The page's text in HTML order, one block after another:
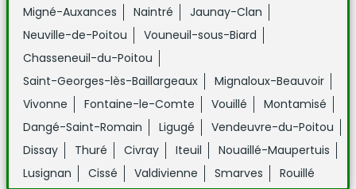
Migné-Auxances
Naintré
Jaunay-Clan
Neuville-de-Poitou
Vouneuil-sous-Biard
Chasseneuil-du-Poitou
Saint-Georges-lès-Baillargeaux
Mignaloux-Beauvoir
Vivonne
Fontaine-le-Comte Vouillé
Montamisé
Dangé-Saint-Romain
Ligugé
Vendeuvre-du-Poitou
Dissay
Thuré Civray Iteuil
Nouaillé-Maupertuis
Lusignan
Cissé Valdivienne Smarves Rouillé